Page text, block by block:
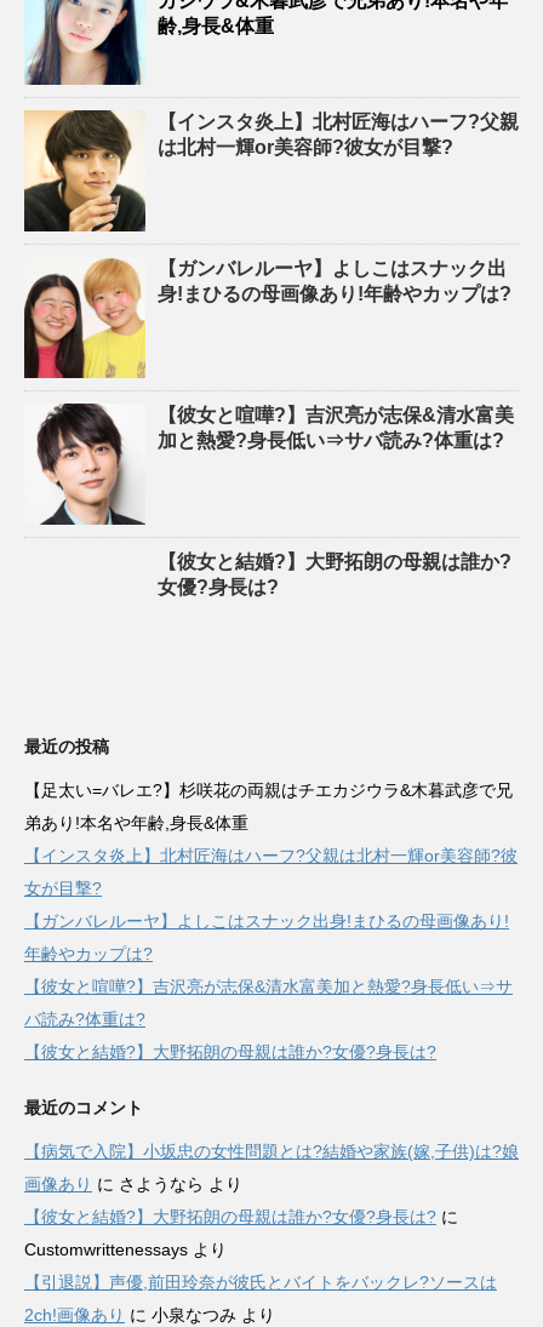
齢,身長&体重
【インスタ炎上】北村匠海はハーフ?父親
は北村一輝or美容師?彼女が目撃?
【ガンバレルーヤ】よしこはスナック出
身!まひるの母画像あり!年齢やカップは?
【彼女と喧嘩?】吉沢亮が志保&清水富美
加と熱愛?身長低い⇒サバ読み?体重は?
【彼女と結婚?】大野拓朗の母親は誰か?
女優?身長は?
最近の投稿
【足太い=バレエ?】杉咲花の両親はチエカジウラ&木暮武彦で兄
弟あり!本名や年齢,身長&体重
【インスタ炎上】北村匠海はハーフ?父親は北村一輝or美容師?彼
女が目撃?
【ガンバレルーヤ】よしこはスナック出身!まひるの母画像あり!
年齢やカップは?
【彼女と喧嘩?】吉沢亮が志保&清水富美加と熱愛?身長低い⇒サ
バ読み?体重は?
【彼女と結婚?】大野拓朗の母親は誰か?女優?身長は?
最近のコメント
【病気で入院】小坂忠の女性問題とは?結婚や家族(嫁,子供)は?娘
画像あり に さようなら より
【彼女と結婚?】大野拓朗の母親は誰か?女優?身長は? に
Customwrittenessays より
【引退説】声優,前田玲奈が彼氏とバイトをバックレ?ソースは
2ch!画像あり に 小泉なつみ より